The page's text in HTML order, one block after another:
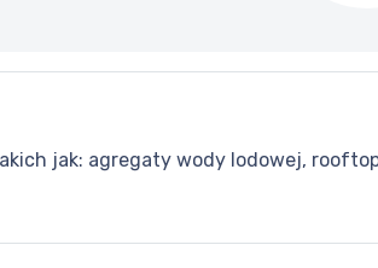
jak: agregaty wody lodowej,